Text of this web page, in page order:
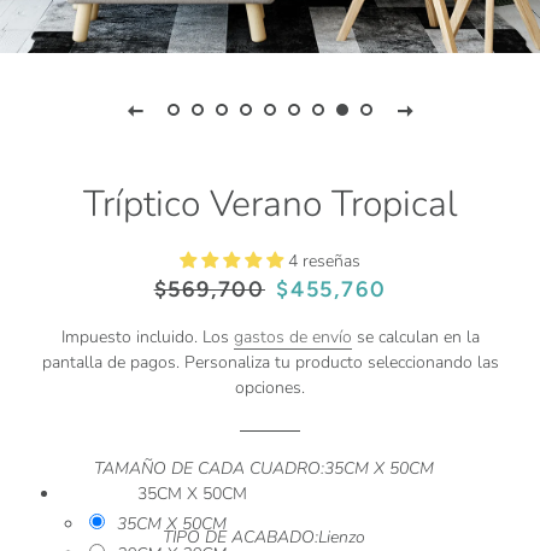
Tríptico Verano Tropical
4 reseñas
Precio
$569,700 Precio
venta
$455,760
Impuesto incluido. Los gastos de envío se calculan en la
pantalla de pagos. Personaliza tu producto seleccionando las
opciones.
TAMAÑO DE CADA CUADRO:35CM X 50CM
35CM X 50CM
35CM X 50CM
TIPO DE ACABADO:Lienzo